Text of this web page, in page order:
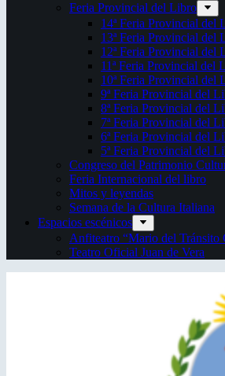
Feria Provincial del Libro
14ª Feria Provincial del
13ª Feria Provincial del
12ª Feria Provincial del
11ª Feria Provincial del
10ª Feria Provincial del
9ª Feria Provincial del
8ª Feria Provincial del
7ª Feria Provincial del
6ª Feria Provincial del
5ª Feria Provincial del
Congreso del Patrimonio
Feria Internacional del libro
Mitos y leyendas
Semana de la Cultura Italiana
Espacios escénicos
Anfiteatro “Mario del Tránsito
Teatro Oficial Juan de Vera